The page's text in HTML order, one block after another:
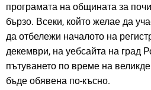
програмата на общината за
бързо. Всеки, който желае да
да отбележи началото на
декември, на уебсайта на град
пътуването по време на
бъде обявена по-късно.